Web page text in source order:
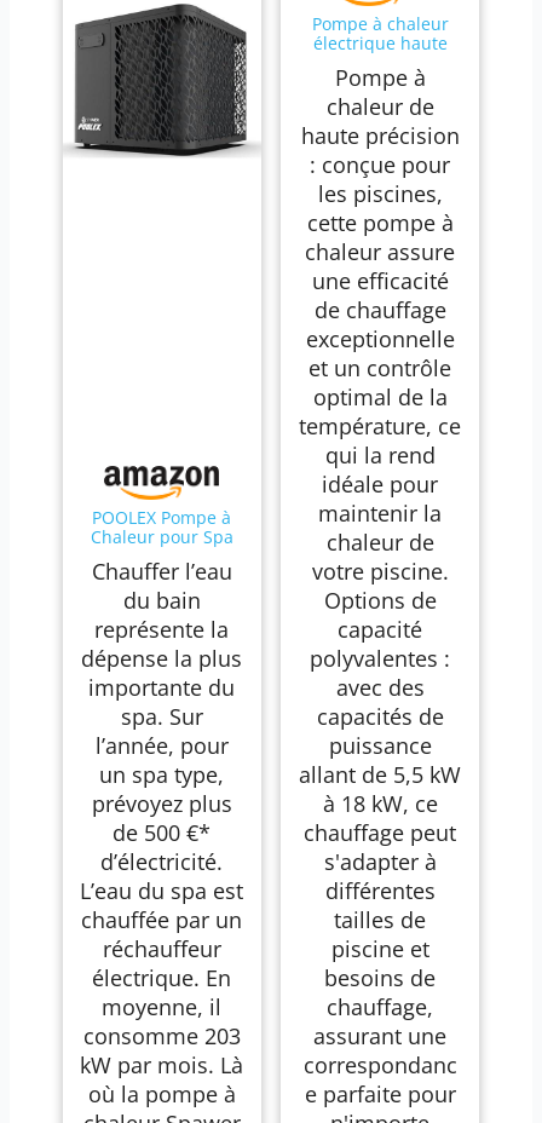
POOLEX Pompe à
Chaleur pour Spa
Chauffer l’eau
du bain
représente la
dépense la plus
importante du
spa. Sur
l’année, pour
un spa type,
prévoyez plus
de 500 €*
d’électricité.
L’eau du spa est
chauffée par un
réchauffeur
électrique. En
moyenne, il
consomme 203
kW par mois. Là
où la pompe à
Pompe à chaleur
électrique haute
piscine et spa,
design économe en
énergie pour une
large application
Pompe à
chaleur de
haute précision
: conçue pour
les piscines,
cette pompe à
chaleur assure
une efficacité
de chauffage
exceptionnelle
et un contrôle
optimal de la
température, ce
qui la rend
idéale pour
maintenir la
chaleur de
votre piscine.
Options de
capacité
polyvalentes :
avec des
capacités de
puissance
allant de 5,5 kW
à 18 kW, ce
chauffage peut
s'adapter à
différentes
tailles de
piscine et
besoins de
chauffage,
assurant une
correspondanc
e parfaite pour